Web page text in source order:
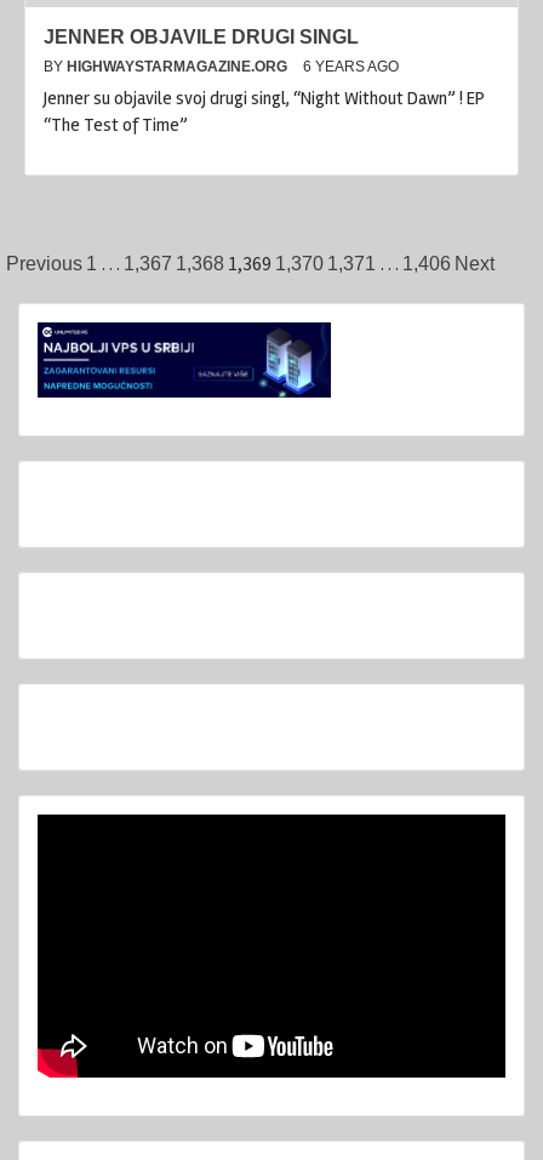
JENNER OBJAVILE DRUGI SINGL
BY HIGHWAYSTARMAGAZINE.ORG 6 YEARS AGO
Jenner su objavile svoj drugi singl, “Night Without Dawn” ! EP
“The Test of Time”
Posts
pagination
Previous 1 … 1,367 1,368 1,369 1,370 1,371 … 1,406 Next